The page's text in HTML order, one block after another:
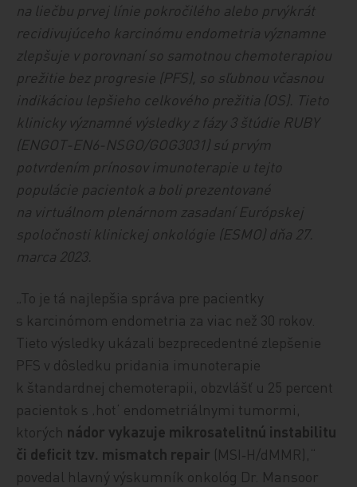
na liečbu prvej línie pokročilého alebo prvýkrát
recidivujúceho karcinómu endometria významne
zlepšuje v porovnaní so samotnou chemoterapiou
prežitie bez progresie (PFS), so sľubnou včasnou
indikáciou lepšieho celkového prežitia (OS). Tieto
klinicky významné výsledky z fázy 3 štúdie RUBY
(ENGOT-EN6-NSGO/GOG3031) sú prvým
potvrdením prínosov imunoterapie u tejto
populácie pacientok a boli prezentované
na virtuálnom plenárnom zasadaní Európskej
spoločnosti klinickej onkológie (ESMO) dňa 27.
marca 2023.
„To je tá najlepšia správa pre pacientky
s karcinómom endometria za viac než 30 rokov.
Tieto výsledky ukázali bezprecedentné zlepšenie
PFS v dôsledku pridania imunoterapie
k štandardnej chemoterapii, obzvlášť u 25 percent
pacientok s ‚hot‘ endometriálnymi tumormi,
ktorých nádor vykazuje mikrosatelitnú instabilitu
či deficit tzv. mismatch repair (MSI‑H/dMMR),“
povedal hlavný výskumník onkológ Dr. Mansoor